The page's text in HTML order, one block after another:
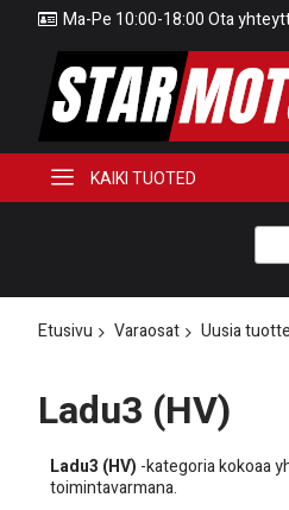
Ma-Pe 10:00-18:00 Ota
KAIKI TUOTED
Etusivu Varaosat Uusia
Ladu3 (HV)
Ladu3 (HV) -kategoria kokoaa
toimintavarmana.